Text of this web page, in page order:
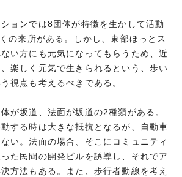
ョンでは8団体が特徴を生かして活動
の来所がある。しかし、東部ほっとス
い方にも元気になってもらうため、近
楽しく元気で生きられるという、歩い
視点も考えるべきである。
が坂道、法面が坂道の2種類がある。
する時は大きな抵抗となるが、自動車
い。法面の場合、そこにコミュニティ
た民間の開発ビルを誘導し、それでア
方法もある。また、歩行者動線を考え